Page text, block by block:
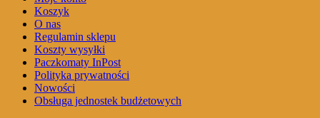
Koszyk
O nas
Regulamin sklepu
Koszty wysyłki
Paczkomaty InPost
Polityka prywatności
Nowości
Obsługa jednostek budżetowych